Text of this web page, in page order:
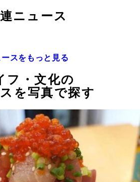
ニュース
スをもっと見る
フ・文化の
を写真で探す